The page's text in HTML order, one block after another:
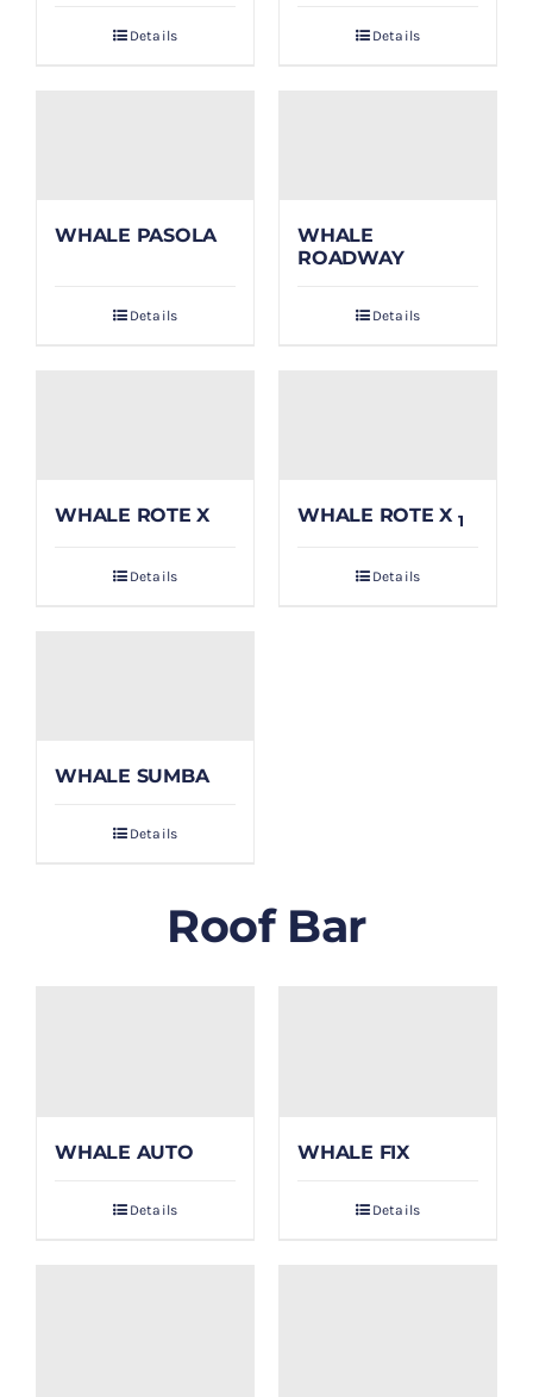
Details Details
WHALE PASOLA
Details
WHALE
ROADWAY
Details
WHALE ROTE X
Details
WHALE ROTE X 1
Details
WHALE SUMBA
Details
Roof Bar
WHALE AUTO
Details
WHALE FIX
Details